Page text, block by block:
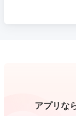
アプリな